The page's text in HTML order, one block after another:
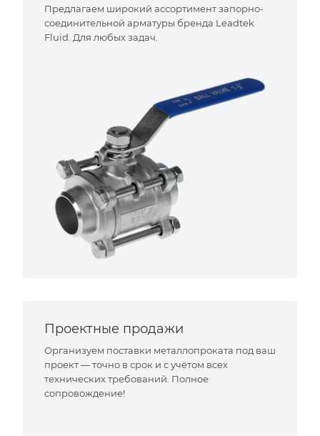
Предлагаем широкий ассортимент запорно-
соединительной арматуры бренда Leadtek
Fluid. Для любых задач.
Проектные продажи
Организуем поставки металлопроката под ваш
проект — точно в срок и с учётом всех
технических требований. Полное
сопровождение!